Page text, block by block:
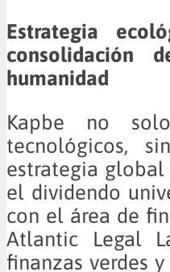
Estrategia
consolidación
humanidad
Kapbe no
tecnológicos,
estrategia global
el dividendo
con el área de
Atlantic Legal
finanzas verdes